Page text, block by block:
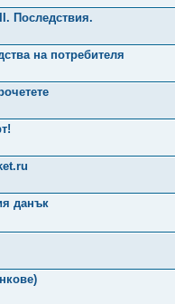
Последствия.
на потребителя
данък